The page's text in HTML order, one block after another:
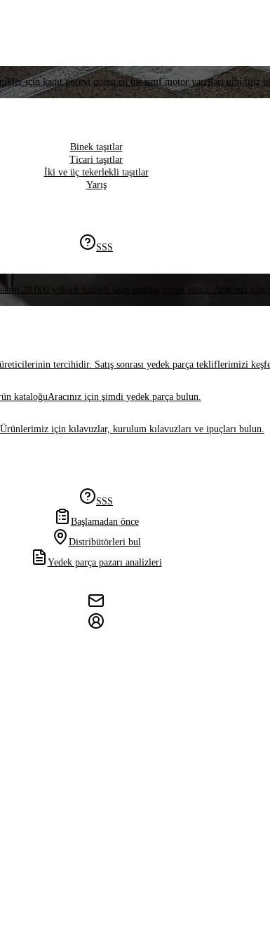
için kanıt görevi gören en üst sınıf motor yarışları gibi titiz
Binek taşıtlar
Ticari taşıtlar
İki ve üç tekerlekli taşıtlar
Yarış
SSS
20.000 yüksek kaliteli satış sonrası yedek parça. Aracınız
tercihidir. Satış sonrası yedek parça tekliflerimizi
kataloğuAracınız için şimdi yedek parça bulun.
Ürünlerimiz için kılavuzlar, kurulum kılavuzları ve ipuçları bulun.
SSS
Başlamadan önce
Distribütörleri bul
Yedek parça pazarı analizleri